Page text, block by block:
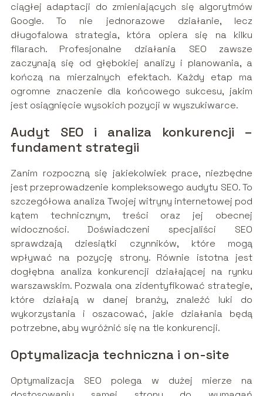
ciągłej adaptacji do zmieniających się algorytmów
Google. To nie jednorazowe działanie, lecz
długofalowa strategia, która opiera się na kilku
filarach. Profesjonalne działania SEO zawsze
zaczynają się od głębokiej analizy i planowania, a
kończą na mierzalnych efektach. Każdy etap ma
ogromne znaczenie dla końcowego sukcesu, jakim
jest osiągnięcie wysokich pozycji w wyszukiwarce.
Audyt SEO i analiza konkurencji –
fundament strategii
Zanim rozpoczną się jakiekolwiek prace, niezbędne
jest przeprowadzenie kompleksowego audytu SEO. To
szczegółowa analiza Twojej witryny internetowej pod
kątem technicznym, treści oraz jej obecnej
widoczności. Doświadczeni specjaliści SEO
sprawdzają dziesiątki czynników, które mogą
wpływać na pozycję strony. Równie istotna jest
dogłębna analiza konkurencji działającej na rynku
warszawskim. Pozwala ona zidentyfikować strategie,
które działają w danej branży, znaleźć luki do
wykorzystania i oszacować, jakie działania będą
potrzebne, aby wyróżnić się na tle konkurencji.
Optymalizacja techniczna i on-site
Optymalizacja SEO polega w dużej mierze na